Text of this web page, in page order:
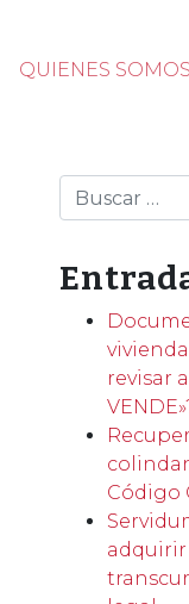
QUIENES SOMOS
Buscar
revisar
Código
adquirir